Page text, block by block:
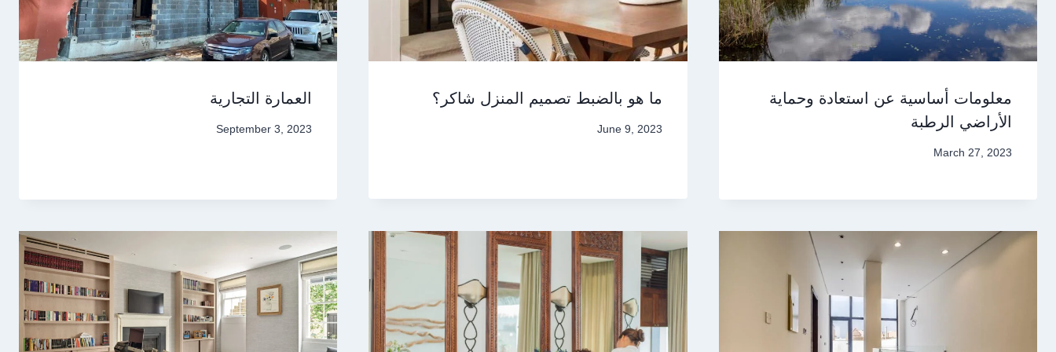
معلومات أساسية عن استعادة وحماية
الأراضي الرطبة
March 27, 2023
ما هو بالضبط تصميم المنزل شاكر؟
June 9, 2023
العمارة التجارية
September 3, 2023